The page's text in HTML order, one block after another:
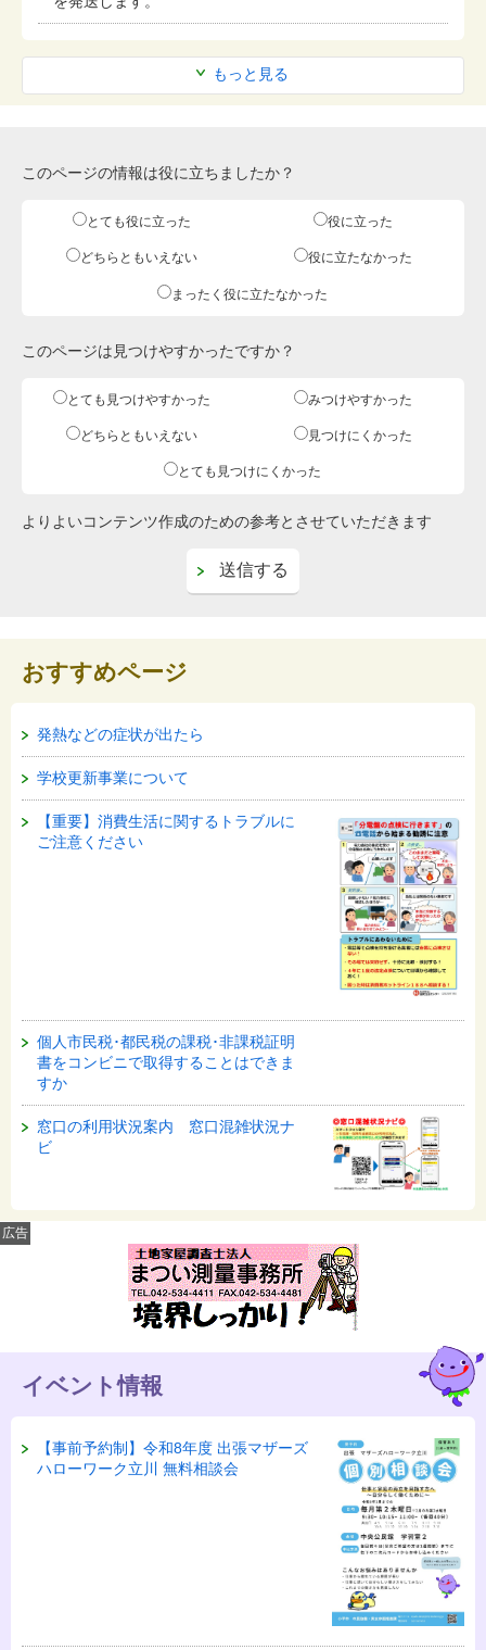
もっと見る
このページの情報は役に立ちましたか？
とても役に立った 役に立った
どちらともいえない 役に立たなかった
まったく役に立たなかった
このページは見つけやすかったですか？
とても見つけやすかった みつけやすかった
どちらともいえない 見つけにくかった
とても見つけにくかった
よりよいコンテンツ作成のための参考とさせていただきます
おすすめページ
発熱などの症状が出たら
学校更新事業について
【重要】消費生活に関するトラブルに
ご注意ください
個人市民税･都民税の課税･非課税証明
書をコンビニで取得することはできま
すか
窓口の利用状況案内 窓口混雑状況ナ
ビ
広告
イベント情報
【事前予約制】令和8年度 出張マザーズ
ハローワーク立川 無料相談会